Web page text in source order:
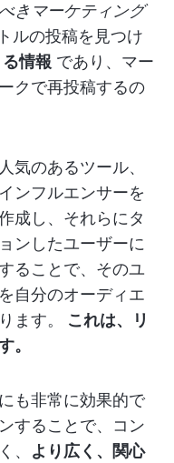
きマーケティング
ルの投稿を見つけ
情報 であり、マー
クで再投稿するの
気のあるツール、
ンフルエンサーを
成し、それらにタ
ンしたユーザーに
ることで、そのユ
自分のオーディエ
ます。
これは、リ
。
も非常に効果的で
することで、コン
、 より広く、関心